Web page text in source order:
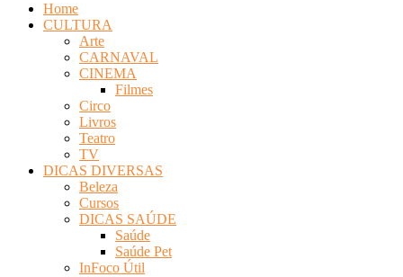
INFOCO
Home
CULTURA
Arte
CARNAVAL
CINEMA
Filmes
Circo
Livros
Teatro
TV
DICAS DIVERSAS
Beleza
Cursos
DICAS SAÚDE
Saúde
Saúde Pet
InFoco Útil